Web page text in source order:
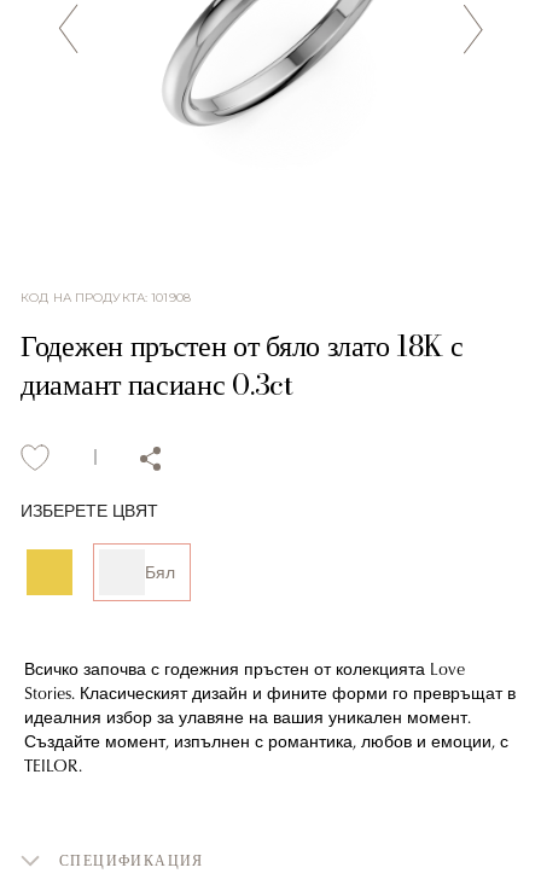
КОД НА ПРОДУКТА:101908
Годежен пръстен от бяло злато 18K с
диамант пасианс 0.3ct
ИЗБЕРЕТЕ ЦВЯТ
Бял
Всичко започва с годежния пръстен от колекцията Love
Stories. Класическият дизайн и фините форми го превръщат в
идеалния избор за улавяне на вашия уникален момент.
Създайте момент, изпълнен с романтика, любов и емоции, с
TEILOR.
СПЕЦИФИКАЦИЯ